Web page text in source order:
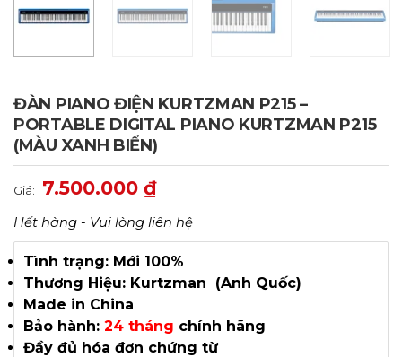
ĐÀN PIANO ĐIỆN KURTZMAN P215 –
PORTABLE DIGITAL PIANO KURTZMAN P215
(MÀU XANH BIỂN)
Giá: 7.500.000 ₫
Hết hàng - Vui lòng liên hệ
Tình trạng: Mới 100%
Thương Hiệu: Kurtzman (Anh Quốc)
Made in China
Bảo hành: 24 tháng chính hãng
Đầy đủ hóa đơn chứng từ